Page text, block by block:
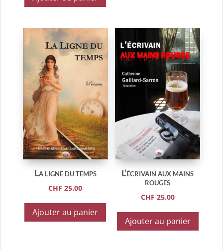
La ligne du temps
CHF 25.00
Ajouter au panier
L’écrivain aux mains
rouges
CHF 25.00
Ajouter au panier